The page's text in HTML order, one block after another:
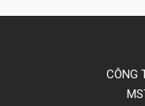
CÔNG